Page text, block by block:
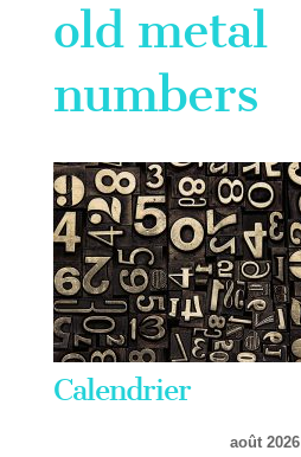
old metal
numbers
Calendrier
août 2026